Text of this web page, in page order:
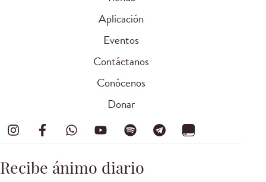
Aplicación
Eventos
Contáctanos
Conócenos
Donar
Recibe ánimo diario